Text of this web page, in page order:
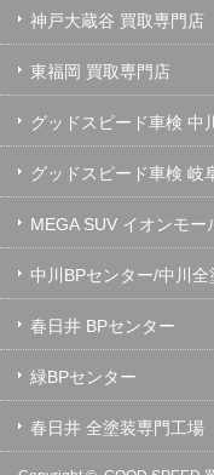
神戸大蔵谷 買取専門店
東福岡 買取専門店
グッドスピード車検 中
グッドスピード車検 岐
MEGA SUV イオンモー
中川BPセンター/中川
春日井 BPセンター
緑BPセンター
春日井 全塗装専門工場